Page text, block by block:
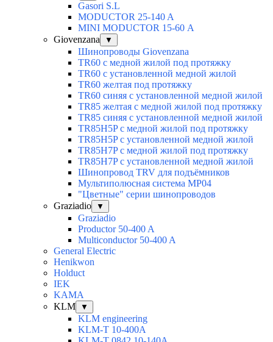
Gasori S.L
MODUCTOR 25-140 A
MINI MODUCTOR 15-60 А
Giovenzana
▼
Шинопроводы Giovenzana
TR60 с медной жилой под протяжку
TR60 с установленной медной жилой
TR60 желтая под протяжку
TR60 синяя с установленной медной жилой
TR85 желтая с медной жилой под протяжку
TR85 синяя с установленной медной жилой
TR85H5P с медной жилой под протяжку
TR85H5P с установленной медной жилой
TR85H7P с медной жилой под протяжку
TR85H7P с установленной медной жилой
Шинопровод TRV для подъёмников
Мультиполюсная система MP04
"Цветные" серии шинопроводов
Graziadio
▼
Graziadio
Productor 50-400 A
Multiconductor 50-400 A
General Electric
Henikwon
Holduct
IEK
KAMA
KLM
▼
KLM engineering
KLM-T 10-400A